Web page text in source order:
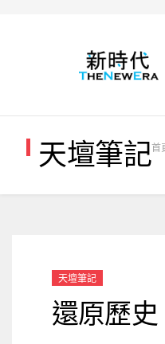
天壇筆記首
天壇筆記
還原歷史